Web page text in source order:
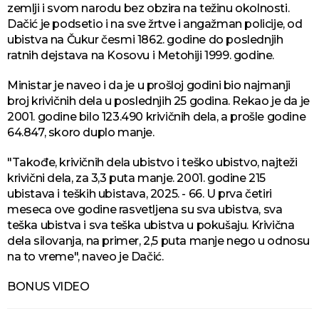
zemlji i svom narodu bez obzira na težinu okolnosti.
Dačić je podsetio i na sve žrtve i angažman policije, od
ubistva na Čukur česmi 1862. godine do poslednjih
ratnih dejstava na Kosovu i Metohiji 1999. godine.
Ministar je naveo i da je u prošloj godini bio najmanji
broj krivičnih dela u poslednjih 25 godina. Rekao je da je
2001. godine bilo 123.490 krivičnih dela, a prošle godine
64.847, skoro duplo manje.
"Takođe, krivičnih dela ubistvo i teško ubistvo, najteži
krivični dela, za 3,3 puta manje. 2001. godine 215
ubistava i teških ubistava, 2025. - 66. U prva četiri
meseca ove godine rasvetljena su sva ubistva, sva
teška ubistva i sva teška ubistva u pokušaju. Krivična
dela silovanja, na primer, 2,5 puta manje nego u odnosu
na to vreme", naveo je Dačić.
BONUS VIDEO